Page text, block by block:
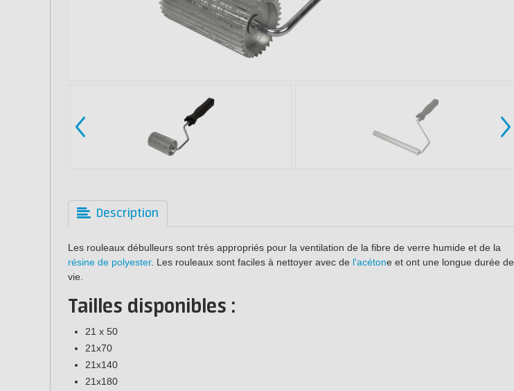
Description
Les rouleaux débulleurs sont très appropriés pour la ventilation de la fibre de verre humide et de la
résine de polyester. Les rouleaux sont faciles à nettoyer avec de l'acétone et ont une longue durée de
vie.
Tailles disponibles :
21 x 50
21x70
21x140
21x180